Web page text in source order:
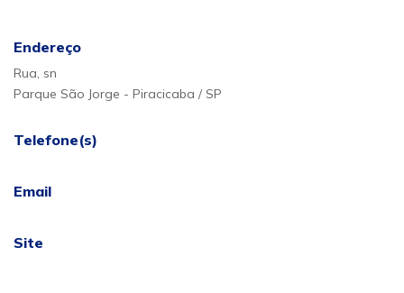
Endereço
Rua, sn
Parque São Jorge - Piracicaba / SP
Telefone(s)
Email
Site